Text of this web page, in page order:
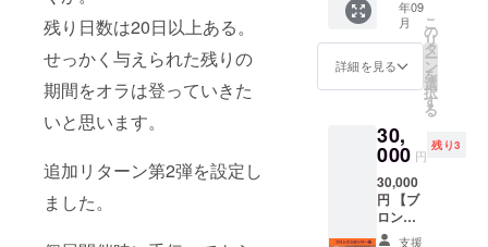
残り日数は20日以上ある。
せっかく与えられた残りの
期間をオラは登っていきた
いと思います。
追加リターン第2弾を設定し
ました。
お名前
にて対
応させ
ていた
みにな
りま
ズ・
ハード
カバー
※備考欄
たいお
名前を
ご記入
くださ
い。 ※
備考欄
にご記
(限定3
Instagr
amにあ
る作品
から1点
いただ
き、
キャン
バスパ
ネルに
いたし
ます。
年09
月
詳細を見る
こ
の
リ
タ
ー
ン
を
選
択
す
る
30,
000 円
残り3
30,000
円 【ブ
ロンズ
スポン
支援